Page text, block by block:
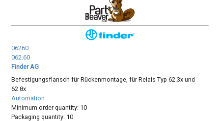
06260
062.60
Finder AG
Befestigungsflansch für Rückenmontage, für Relais Typ 62.3x und
62.8x
Automation
Minimum order quantity: 10
Packaging quantity: 10